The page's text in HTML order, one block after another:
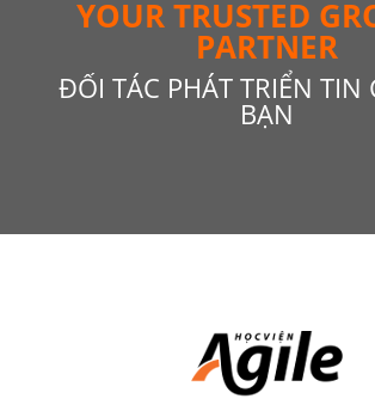
YOUR TRUSTED
PARTNER
ĐỐI TÁC PHÁT TRIỂN TIN
BẠN